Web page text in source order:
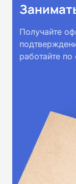
Получайте
работайте по